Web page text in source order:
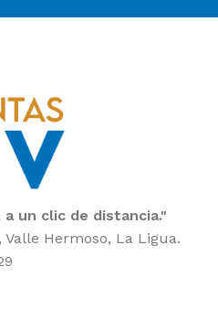
un clic de distancia."
Hermoso, La Ligua.